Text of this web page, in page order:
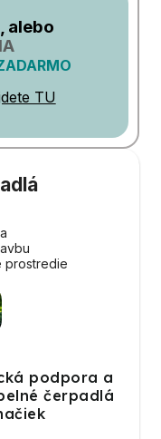
alebo
TU
prostredie
podpora a
čerpadlá